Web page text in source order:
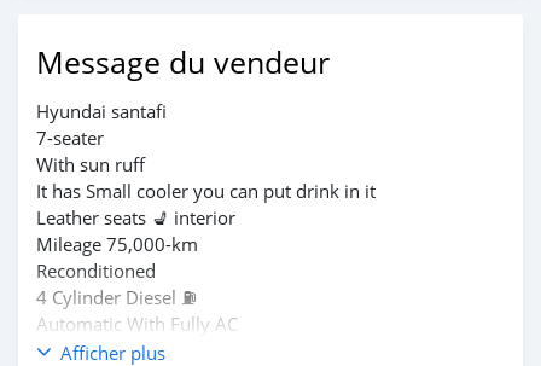
Message du vendeur
Hyundai santafi
7-seater
With sun ruff
It has Small cooler you can put drink in it
Leather seats 💺 interior
Mileage 75,000-km
Reconditioned
4 Cylinder Diesel ⛽️
Automatic With Fully AC
Price 430k with negotiation
Afficher plus